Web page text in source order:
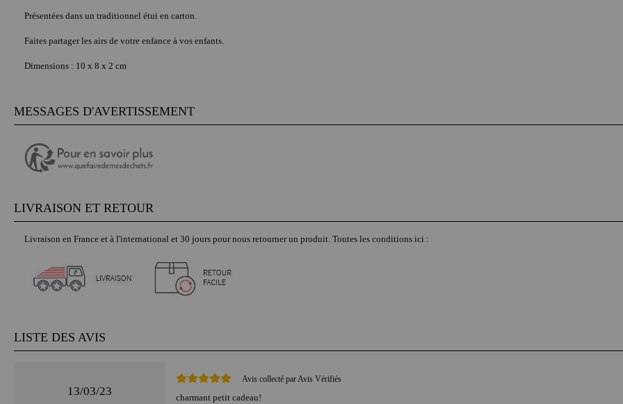
Présentées dans un traditionnel étui en carton.
Faites partager les airs de votre enfance à vos enfants.
Dimensions : 10 x 8 x 2 cm
MESSAGES D'AVERTISSEMENT
LIVRAISON ET RETOUR
Livraison en France et à l'international et 30 jours pour nous retourner un produit. Toutes les conditions ici :
LISTE DES AVIS
13/03/23
Avis collecté par Avis Vérifiés
charmant petit cadeau!